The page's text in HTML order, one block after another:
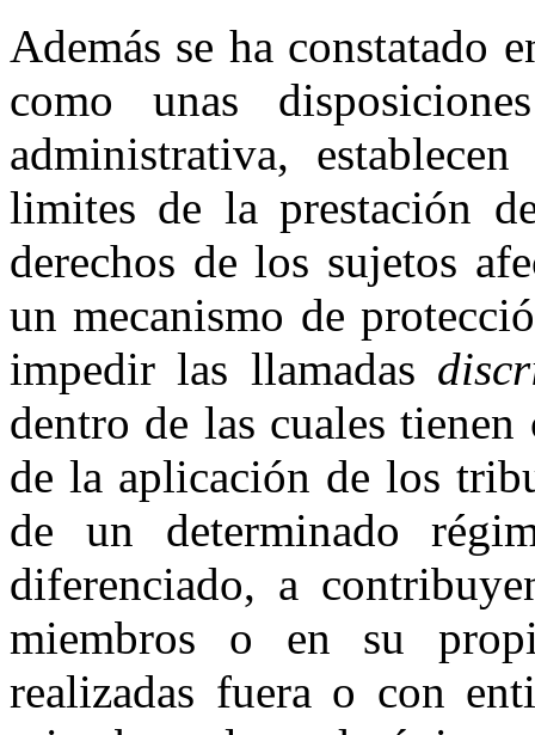
Además se ha constatado
como unas
administrativa,
limites de la prestación
derechos de los sujetos
un mecanismo de
impedir las llamadas
dentro de las cuales tienen
de la aplicación de los
de un determinado
diferenciado, a
miembros o en su
realizadas fuera o con